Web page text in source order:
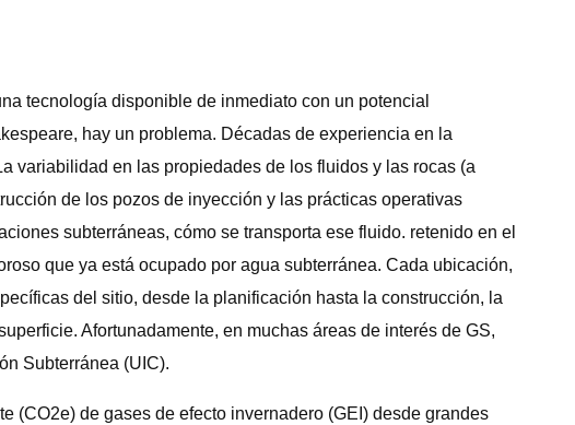
tecnología disponible de inmediato con un potencial
hay un problema. Décadas de experiencia en la
variabilidad en las propiedades de los fluidos y las rocas (a
de los pozos de inyección y las prácticas operativas
subterráneas, cómo se transporta ese fluido. retenido en el
que ya está ocupado por agua subterránea. Cada ubicación,
del sitio, desde la planificación hasta la construcción, la
Afortunadamente, en muchas áreas de interés de GS,
Subterránea (UIC).
(CO2e) de gases de efecto invernadero (GEI) desde grandes